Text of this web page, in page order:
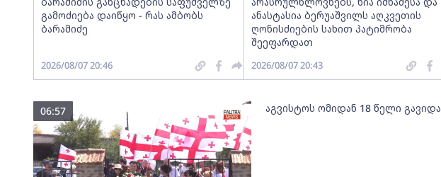
გამოძიება დაიწყო - რას ამბობს
ბარამიძე
2026/08/07 20:46
ანასტასია ბერუაშვილს აღკვეთის
ღონისძიების სახით პატიმრობა
შეეფარდათ
2026/08/07 20:43
აგვისტოს ომიდან 18 წელი გავიდა
06:57